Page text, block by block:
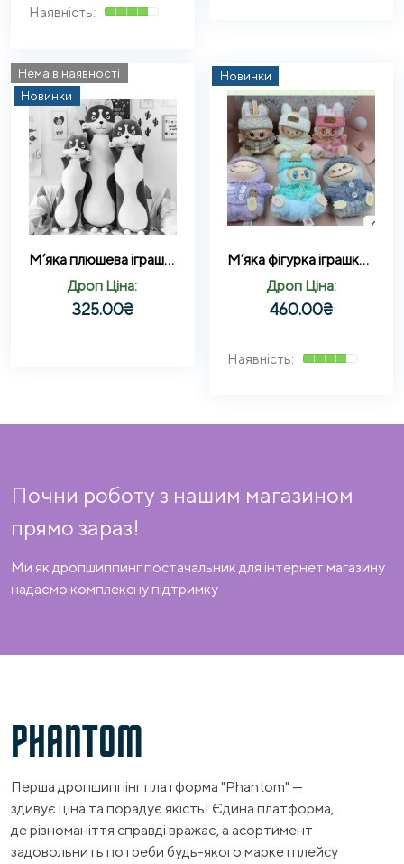
Нема в наявності
Новинки
М’яка плюшева іграшка подушка обіймашка Хаскі темно-сірий 110 см
Дроп Ціна:
325.00₴
Новинки
М’яка фігурка іграшка-сюрприз Labubu Лабубу – брелок брелок на сумку
Дроп Ціна:
460.00₴
Почни роботу з нашим магазином
прямо зараз!
Ми як дропшиппинг постачальник для інтернет магазину
надаємо комплексну підтримку
PHANTOM
Перша дропшиппінг платформа "Phantom" —
здивує ціна та порадує якість! Єдина платформа,
де різноманіття справді вражає, а асортимент
задовольнить потреби будь-якого маркетплейсу